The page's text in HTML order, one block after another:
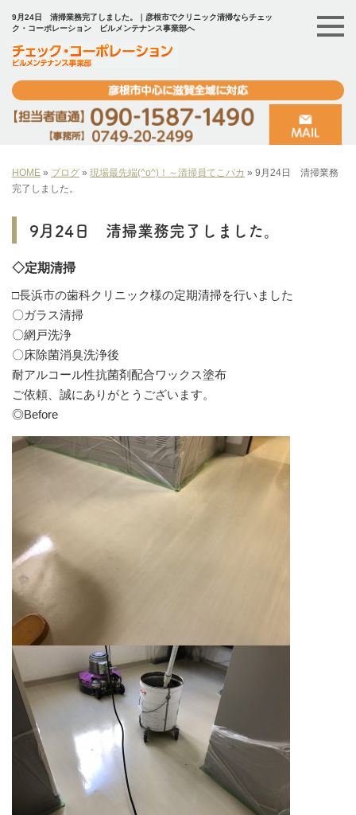
9月24日 清掃業務完了しました。｜彦根市でクリニック清掃ならチェッ
ク・コーポレーション ビルメンテナンス事業部へ
HOME » ブログ » 現場最先端(^o^)！～清掃員てこパカ » 9月24日 清掃業務
完了しました。
9月24日 清掃業務完了しました。
◇定期清掃
□長浜市の歯科クリニック様の定期清掃を行いました
〇ガラス清掃
〇網戸洗浄
〇床除菌消臭洗浄後
耐アルコール性抗菌剤配合ワックス塗布
ご依頼、誠にありがとうございます。
◎Before